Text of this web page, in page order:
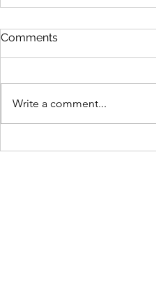
Comments
Write a comment...